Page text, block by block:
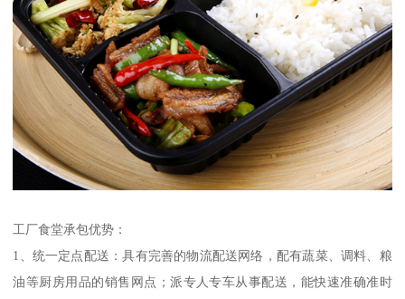
工厂食堂承包优势：
1、统一定点配送：具有完善的物流配送网络，配有蔬菜、调料、粮
油等厨房用品的销售网点；派专人专车从事配送，能快速准确准时